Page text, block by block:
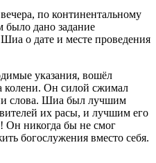
по континентальному
было дано задание
о дате и месте проведения
указания, вошёл
колени. Он силой сжимал
слова. Шиа был лучшим
их расы, и лучшим его
никогда бы не смог
богослужения вместо себя.